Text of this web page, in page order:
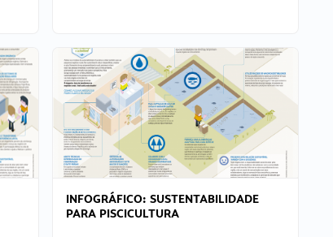
INFOGRÁFICO: SUSTENTABILIDADE
PARA PISCICULTURA